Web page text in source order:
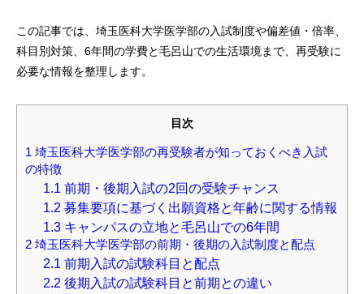
この記事では、埼玉医科大学医学部の入試制度や偏差値・倍率、
科目別対策、6年間の学費と毛呂山での生活環境まで、再受験に
必要な情報を整理します。
目次
1 埼玉医科大学医学部の再受験者が知っておくべき入試
の特徴
1.1 前期・後期入試の2回の受験チャンス
1.2 募集要項に基づく出願資格と年齢に関する情報
1.3キャンパスの立地と毛呂山での6年間
2 埼玉医科大学医学部の前期・後期の入試制度と配点
2.1 前期入試の試験科目と配点
2.2 後期入試の試験科目と前期との違い